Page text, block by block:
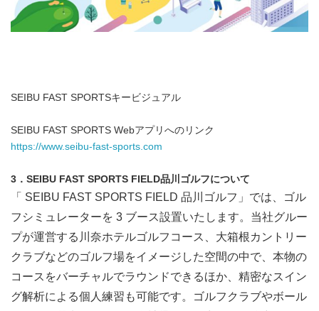
SEIBU FAST SPORTSキービジュアル
SEIBU FAST SPORTS Webアプリへのリンク
https://www.seibu-fast-sports.com
3 ． SEIBU FAST SPORTS FIELD品川ゴルフについて
「 SEIBU FAST SPORTS FIELD 品川ゴルフ」では、ゴル
フシミュレーターを 3 ブース設置いたします。当社グルー
プが運営する川奈ホテルゴルフコース、大箱根カントリー
クラブなどのゴルフ場をイメージした空間の中で、本物の
コースをバーチャルでラウンドできるほか、精密なスイン
グ解析による個人練習も可能です。ゴルフクラブやボール